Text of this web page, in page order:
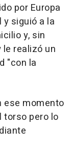
por Europa
y siguió a la
y, sin
le realizó un
"con la
ese momento
torso pero lo